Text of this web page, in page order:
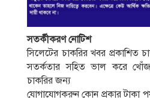
সতর্কীকরণ নােটিশ
সিলেটের চাকরির খবর প্রকাশিত
সতর্কতার সহিত ভাল করে খোঁজ
চাকরির জন্য
যােগাযােগকরুন কোন প্রকার টাকা